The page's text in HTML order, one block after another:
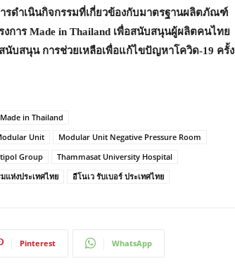
รดำเนินกิจกรรมที่เกี่ยวข้องกับมาตรฐานผลิตภัณฑ์
งการMade in Thailand เพื่อสนับสนุนผู้ผลิตคนไทย
บสนุน การช่วยเหลือเพื่อแก้ไขปัญหาโควิด-19 ครั้ง
Made in Thailand
Unit
Modular Unit Negative Pressure Room
Group
Thammasat University Hospital
แห่งประเทศไทย อีโนเว รับเบอร์ ประเทศไทย
Pinterest WhatsApp